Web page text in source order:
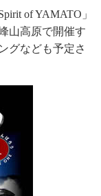
of YAMATO」
山高原で開催す
グなども予定さ